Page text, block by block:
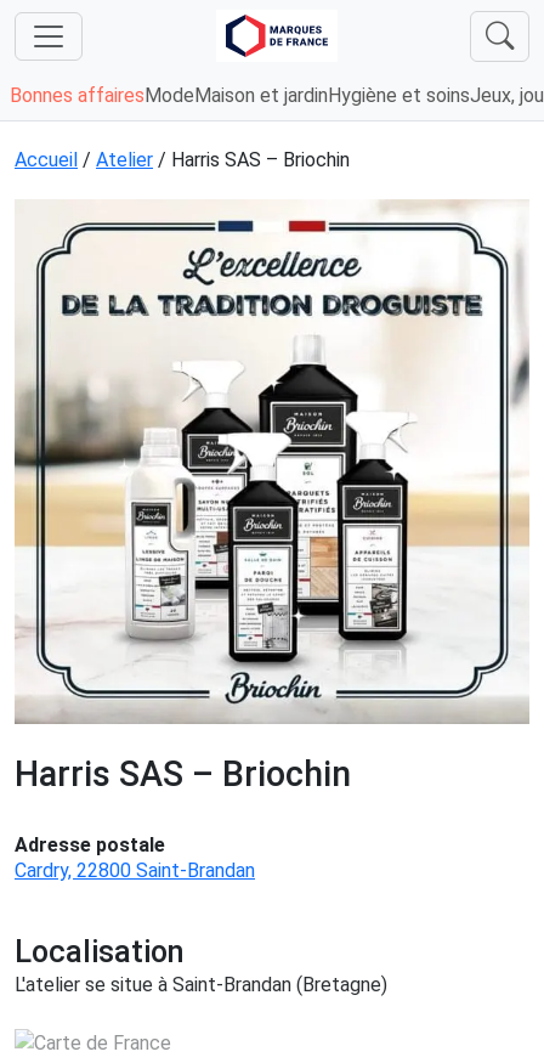
Bonnes affaires Mode Maison et jardin Hygiène et soinsJeux,
Accueil / Atelier / Harris SAS – Briochin
Harris SAS – Briochin
Adresse postale
Cardry, 22800 Saint-Brandan
Localisation
L'atelier se situe à Saint-Brandan (Bretagne)